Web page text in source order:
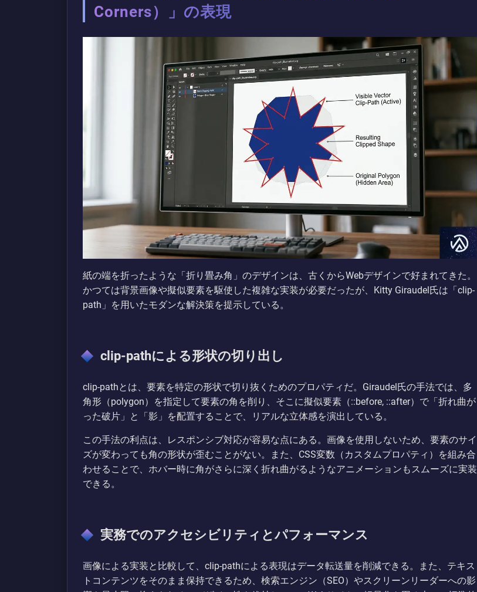
Corners）」の表現
紙の端を折ったような「折り畳み角」のデザインは、古くからWebデザインで好まれてきた。
かつては背景画像や擬似要素を駆使した複雑な実装が必要だったが、Kitty Giraudel氏は「clip-
path」を用いたモダンな解決策を提示している。
clip-pathによる形状の切り出し
clip-pathとは、要素を特定の形状で切り抜くためのプロパティだ。Giraudel氏の手法では、多
角形（polygon）を指定して要素の角を削り、そこに擬似要素（::before, ::after）で「折れ曲が
った破片」と「影」を配置することで、リアルな立体感を演出している。
この手法の利点は、レスポンシブ対応が容易な点にある。画像を使用しないため、要素のサイ
ズが変わっても角の形状が歪むことがない。また、CSS変数（カスタムプロパティ）を組み合
わせることで、ホバー時に角がさらに深く折れ曲がるようなアニメーションもスムーズに実装
できる。
実務でのアクセシビリティとパフォーマンス
画像による実装と比較して、clip-pathによる表現はデータ転送量を削減できる。また、テキス
トコンテンツをそのまま保持できるため、検索エンジン（SEO）やスクリーンリーダーへの影